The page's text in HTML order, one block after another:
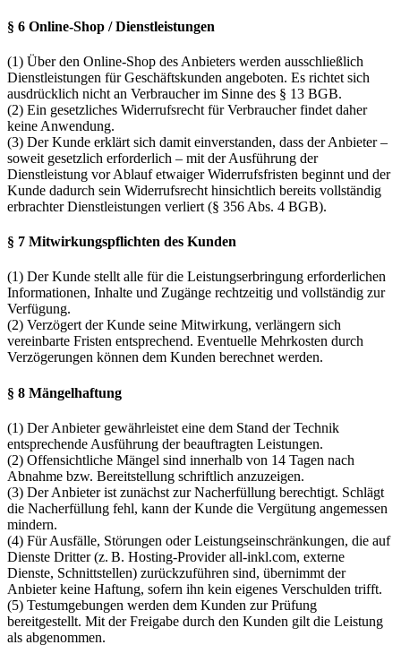
§ 6 Online-Shop / Dienstleistungen
(1) Über den Online-Shop des Anbieters werden ausschließlich
Dienstleistungen für Geschäftskunden angeboten. Es richtet sich
ausdrücklich nicht an Verbraucher im Sinne des § 13 BGB.
(2) Ein gesetzliches Widerrufsrecht für Verbraucher findet daher
keine Anwendung.
(3) Der Kunde erklärt sich damit einverstanden, dass der Anbieter –
soweit gesetzlich erforderlich – mit der Ausführung der
Dienstleistung vor Ablauf etwaiger Widerrufsfristen beginnt und der
Kunde dadurch sein Widerrufsrecht hinsichtlich bereits vollständig
erbrachter Dienstleistungen verliert (§ 356 Abs. 4 BGB).
§ 7 Mitwirkungspflichten des Kunden
(1) Der Kunde stellt alle für die Leistungserbringung erforderlichen
Informationen, Inhalte und Zugänge rechtzeitig und vollständig zur
Verfügung.
(2) Verzögert der Kunde seine Mitwirkung, verlängern sich
vereinbarte Fristen entsprechend. Eventuelle Mehrkosten durch
Verzögerungen können dem Kunden berechnet werden.
§ 8 Mängelhaftung
(1) Der Anbieter gewährleistet eine dem Stand der Technik
entsprechende Ausführung der beauftragten Leistungen.
(2) Offensichtliche Mängel sind innerhalb von 14 Tagen nach
Abnahme bzw. Bereitstellung schriftlich anzuzeigen.
(3) Der Anbieter ist zunächst zur Nacherfüllung berechtigt. Schlägt
die Nacherfüllung fehl, kann der Kunde die Vergütung angemessen
mindern.
(4) Für Ausfälle, Störungen oder Leistungseinschränkungen, die auf
Dienste Dritter (z. B. Hosting-Provider all-inkl.com, externe
Dienste, Schnittstellen) zurückzuführen sind, übernimmt der
Anbieter keine Haftung, sofern ihn kein eigenes Verschulden trifft.
(5) Testumgebungen werden dem Kunden zur Prüfung
bereitgestellt. Mit der Freigabe durch den Kunden gilt die Leistung
als abgenommen.